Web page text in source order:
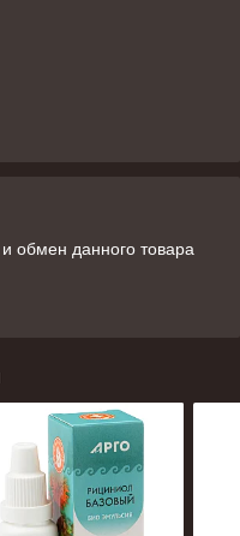
обмен данного товара